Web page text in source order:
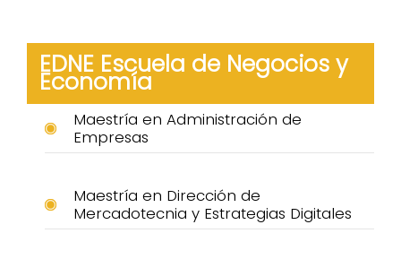
EDNE Escuela de Negocios y
Economía
Maestría en Administración de
Empresas
Maestría en Dirección de
Mercadotecnia y Estrategias Digitales